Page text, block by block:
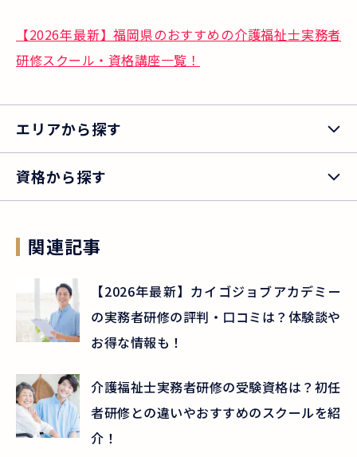
【2026年最新】福岡県のおすすめの介護福祉士実務者
研修スクール・資格講座一覧！
エリアから探す
資格から探す
関連記事
【2026年最新】カイゴジョブアカデミー
の実務者研修の評判・口コミは？体験談や
お得な情報も！
介護福祉士実務者研修の受験資格は？初任
者研修との違いやおすすめのスクールを紹
介！